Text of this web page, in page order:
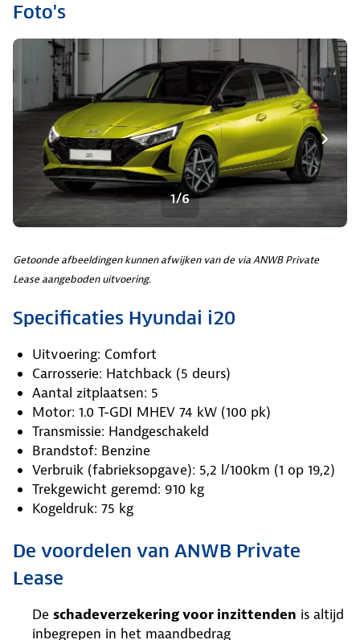
Foto's
1/6
Getoonde afbeeldingen kunnen afwijken van de via ANWB Private
Lease aangeboden uitvoering.
Specificaties Hyundai i20
Uitvoering: Comfort
Carrosserie: Hatchback (5 deurs)
Aantal zitplaatsen: 5
Motor: 1.0 T-GDI MHEV 74 kW (100 pk)
Transmissie: Handgeschakeld
Brandstof: Benzine
Verbruik (fabrieksopgave): 5,2 l/100km (1 op 19,2)
Trekgewicht geremd: 910 kg
Kogeldruk: 75 kg
De voordelen van ANWB Private
Lease
De schadeverzekering voor inzittenden is altijd
inbegrepen in het maandbedrag